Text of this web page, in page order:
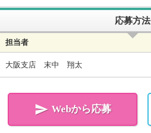
応募方法
担当者
大阪支店 末中 翔太
 Webから応募